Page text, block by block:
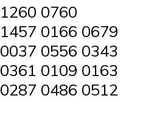
1260 0760
1457 0166 0679
0037 0556 0343
0361 0109 0163
0287 0486 0512